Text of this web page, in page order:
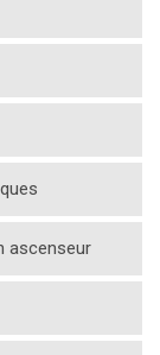
ascenseur